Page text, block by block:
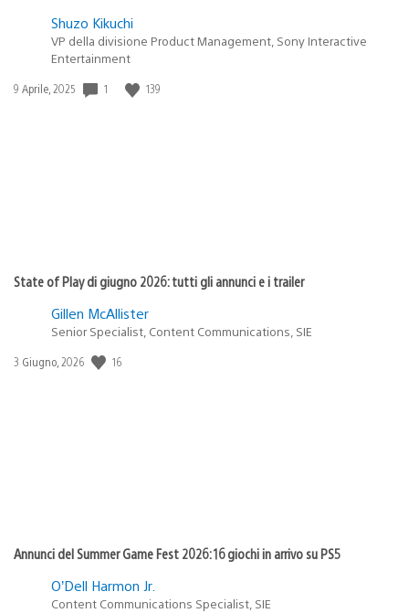
Shuzo Kikuchi
VP della divisione Product Management, Sony Interactive
Entertainment
Data
9 Aprile, 2025 1 139
State of Play di giugno 2026: tutti gli annunci e i trailer
Gillen McAllister
Senior Specialist, Content Communications, SIE
Data
3 Giugno, 2026 16
Annunci del Summer Game Fest 2026: 16 giochi in arrivo su PS5
O’Dell Harmon Jr.
Content Communications Specialist, SIE